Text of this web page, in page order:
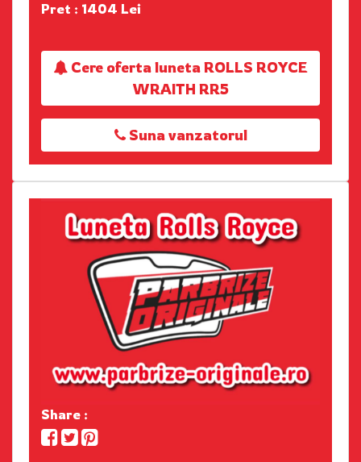
Pret : 1404 Lei
Cere oferta luneta ROLLS ROYCE
WRAITH RR5
Suna vanzatorul
Share :